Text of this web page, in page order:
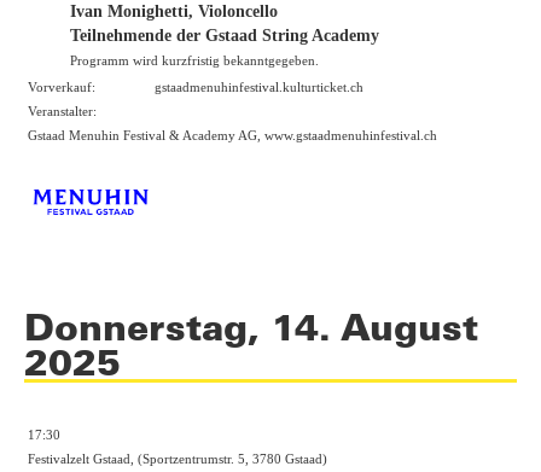
Ivan Monighetti, Violoncello
Teilnehmende der Gstaad String Academy
Programm wird kurzfristig bekanntgegeben.
Vorverkauf:
gstaadmenuhinfestival.kulturticket.ch
Veranstalter:
Gstaad Menuhin Festival & Academy AG, www.gstaadmenuhinfestival.ch
Donnerstag, 14. August
2025
17:30
Festivalzelt Gstaad, (Sportzentrumstr. 5, 3780 Gstaad)